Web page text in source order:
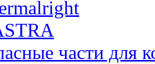
части для